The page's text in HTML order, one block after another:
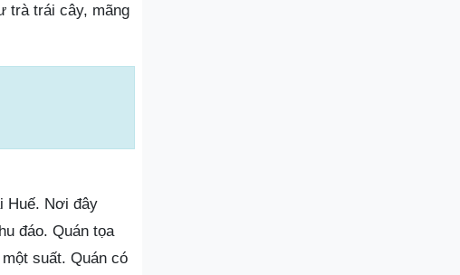
trà trái cây, mãng
Huế. Nơi đây
đáo. Quán tọa
suất. Quán có